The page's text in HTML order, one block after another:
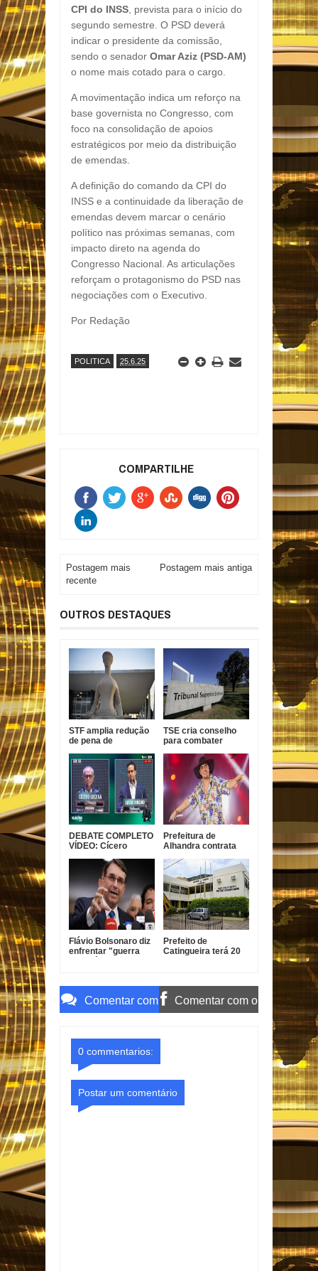
CPI do INSS , prevista para o início do
segundo semestre. O PSD deverá
indicar o presidente da comissão,
sendo o senador Omar Aziz (PSD-AM)
o nome mais cotado para o cargo.
A movimentação indica um reforço na
base governista no Congresso, com
foco na consolidação de apoios
estratégicos por meio da distribuição
de emendas.
A definição do comando da CPI do
INSS e a continuidade da liberação de
emendas devem marcar o cenário
político nas próximas semanas, com
impacto direto na agenda do
Congresso Nacional. As articulações
reforçam o protagonismo do PSD nas
negociações com o Executivo.
Por Redação
POLITICA 25.6.25
COMPARTILHE
Postagem mais
recente
Postagem mais antiga
OUTROS DESTAQUES
STF amplia redução
de pena de
janeiro
TSE cria conselho
para combater
indevido de IA
DEBATE COMPLETO
VÍDEO: Cícero
da Ponte do Futuro e
Lucas diz que ex-
prefeito tem
experiência com
obra parada
Prefeitura de
Alhandra contrata
por R$ 750 mil para
show da festa da
padroeira
Flávio Bolsonaro diz
enfrentar "guerra
Prefeito de
Catingueira terá 20
irregular de R$ 546
mil
Comentar com Comentar com o
0 commentarios:
Postar um comentário